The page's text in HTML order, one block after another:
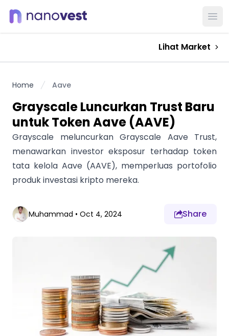
Lihat Market
Home Aave
Grayscale Luncurkan Trust Baru
untuk Token Aave (AAVE)
Grayscale meluncurkan Grayscale Aave Trust,
menawarkan investor eksposur terhadap token
tata kelola Aave (AAVE), memperluas portofolio
produk investasi kripto mereka.
Muhammad • Oct 4, 2024 Share